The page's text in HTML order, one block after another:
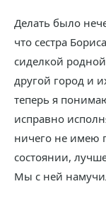
Делать было
что сестра
сиделкой
другой город и
теперь я
исправно
ничего не имею
состоянии,
Мы с ней